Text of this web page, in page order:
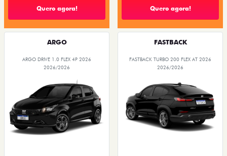
Quero agora! Quero agora!
ARGO
ARGO DRIVE 1.0 FLEX 4P 2026
2026/2026
FASTBACK
FASTBACK TURBO 200 FLEX AT 2026
2026/2026